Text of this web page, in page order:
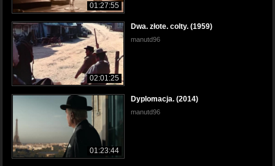
01:27:55
02:01:25
Dwa. złote. colty. (1959)
manutd96
01:23:44
Dyplomacja. (2014)
manutd96